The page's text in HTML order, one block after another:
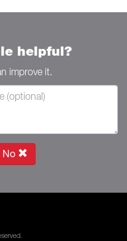
helpful?
improve it.
No